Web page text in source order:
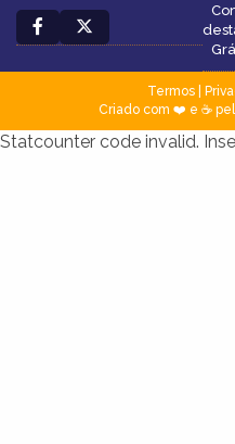
Termos|
Criado com ❤️ e ☕
Statcounter code invalid.